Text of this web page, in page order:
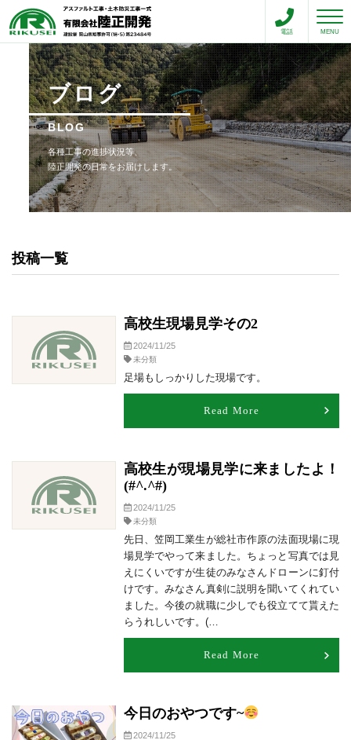
toggle
MENU
電話
ブログ
BLOG
各種工事の進捗状況等、
陸正開発の日常をお届けします。
投稿一覧
高校生現場見学その2
2024/11/25
未分類
足場もしっかりした現場です。
Read More
高校生が現場見学に来ましたよ！
(#^.^#)
2024/11/25
未分類
先日、笠岡工業生が総社市作原の法面現場に現
場見学でやって来ました。ちょっと写真では見
えにくいですが生徒のみなさんドローンに釘付
けです。みなさん真剣に説明を聞いてくれてい
ました。今後の就職に少しでも役立てて貰えた
らうれしいです。(…
Read More
今日のおやつです~
2024/11/25